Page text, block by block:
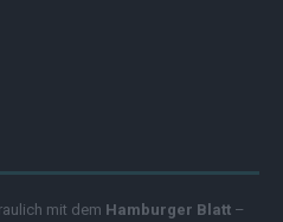
mit dem Hamburger Blatt –